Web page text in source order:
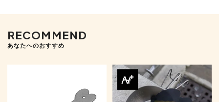
RECOMMEND
あなたへのおすすめ